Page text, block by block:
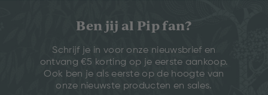
Ben jij al Pip fan?
Schrijf je in voor onze nieuwsbrief en
ontvang €5 korting op je eerste aankoop.
Ook ben je als eerste op de hoogte van
onze nieuwste producten en sales.